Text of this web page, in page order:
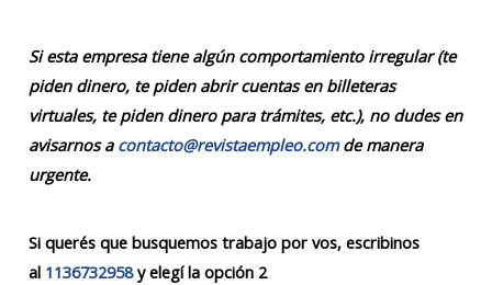
Si esta empresa tiene algún comportamiento irregular (te
piden dinero, te piden abrir cuentas en billeteras
virtuales, te piden dinero para trámites, etc.), no dudes en
avisarnos a contacto@revistaempleo.comde manera
urgente.
Si querés que busquemos trabajo por vos, escribinos
al 1136732958y elegí la opción 2